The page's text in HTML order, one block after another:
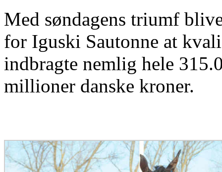
Med søndagens triumf
for Iguski Sautonne at
indbragte nemlig hele
millioner danske kroner.